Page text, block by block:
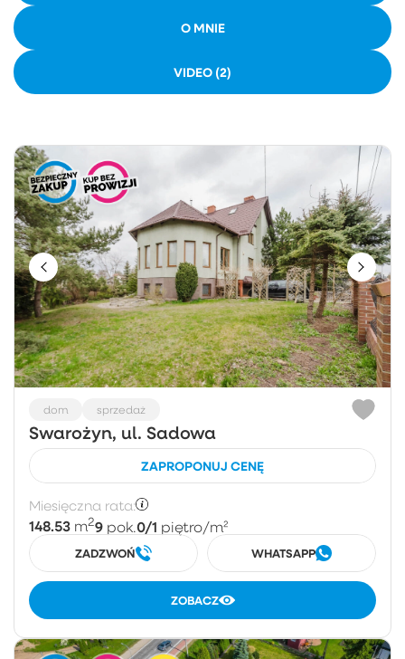
O MNIE
VIDEO (2)
dom sprzedaż
Swarożyn, ul. Sadowa
ZAPROPONUJ CENĘ
Miesięczna rata:
148.53 m29 pok.0/1 piętro/m²
ZADZWOŃ WHATSAPP
ZOBACZ